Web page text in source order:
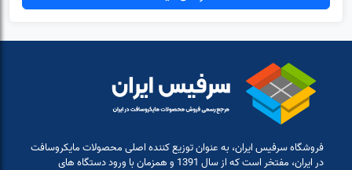
فروشگاه سرفیس ایران، به عنوان توزیع کننده اصلی محصولات مایکروسافت
در ایران، مفتخر است که از سال 1391 و همزمان با ورود دستگاه های